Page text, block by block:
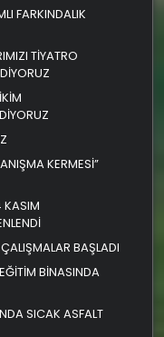
FARKINDALIK
TİYATRO
KERMESİ”
KASIM
BAŞLADI
BİNASINDA
SICAK ASFALT